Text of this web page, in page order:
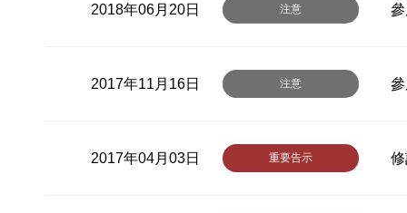
2018年06月20日 注意
2017年11月16日 注意
2017年04月03日 重要告示